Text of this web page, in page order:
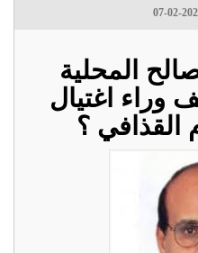
07-02-
المحلية
وراء اغتيال
القذافي ؟